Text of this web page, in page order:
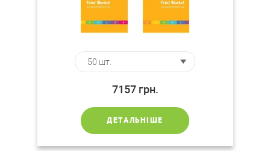
7157 грн.
ДЕТАЛЬНІШЕ